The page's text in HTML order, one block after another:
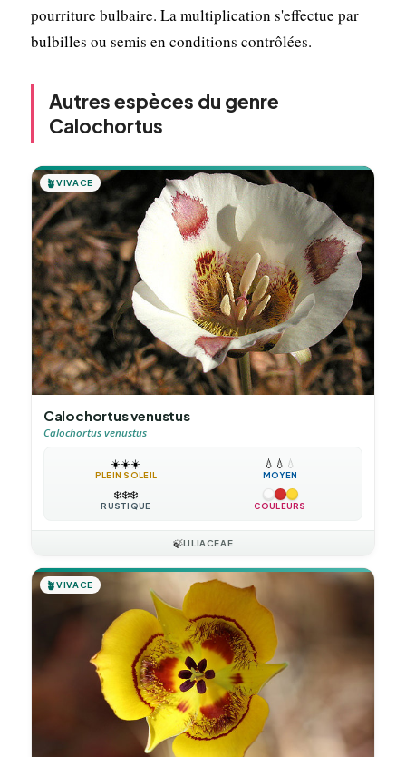
pourriture bulbaire. La multiplication s'effectue par
bulbilles ou semis en conditions contrôlées.
Autres espèces du genre
Calochortus
🪴VIVACE
Calochortus venustus
Calochortus venustus
☀️☀️☀️
PLEIN SOLEIL
💧 💧 💧
MOYEN
❄️❄️❄️
RUSTIQUE COULEURS
🍃LILIACEAE
🪴VIVACE